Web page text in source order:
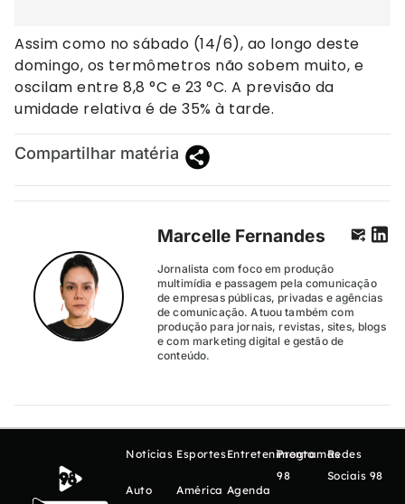
Assim como no sábado (14/6), ao longo deste
domingo, os termômetros não sobem muito, e
oscilam entre 8,8 °C e 23 °C. A previsão da
umidade relativa é de 35% à tarde.
Compartilhar matéria
Marcelle Fernandes
Jornalista com foco em produção
multimídia e passagem pela comunicação
de empresas públicas, privadas e agências
de comunicação. Atuou também com
produção para jornais, revistas, sites, blogs
e com marketing digital e gestão de
conteúdo.
Notícias
Auto
Esportes
América
Entretenimento
Agenda
Programas
98
Redes
Sociais 98